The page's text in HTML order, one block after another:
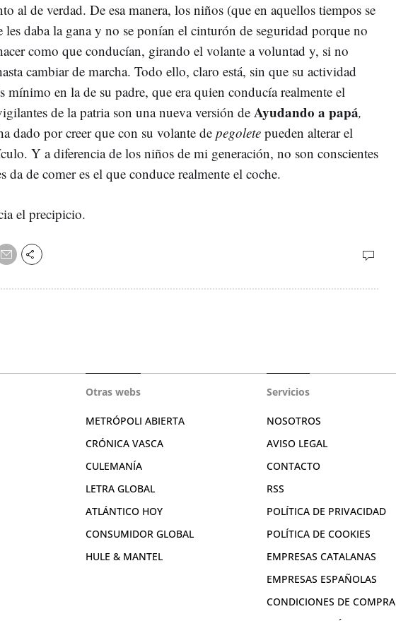
al de verdad. De esa manera, los niños (que en aquellos tiempos se
les daba la gana y no se ponían el cinturón de seguridad porque no
como que conducían, girando el volante a voluntad y, si no
cambiar de marcha. Todo ello, claro está, sin que su actividad
mínimo en la de su padre, que era quien conducía realmente el
de la patria son una nueva versión de Ayudando a papá,
dado por creer que con su volante de pegolete pueden alterar el
Y a diferencia de los niños de mi generación, no son conscientes
da de comer es el que conduce realmente el coche.
el precipicio.
Otras webs
METRÓPOLI ABIERTA
CRÓNICA VASCA
CULEMANÍA
LETRA GLOBAL
ATLÁNTICO HOY
CONSUMIDOR GLOBAL
HULE & MANTEL
Servicios
NOSOTROS
AVISO LEGAL
CONTACTO
RSS
POLÍTICA DE PRIVACIDAD
POLÍTICA DE COOKIES
EMPRESAS CATALANAS
EMPRESAS ESPAÑOLAS
CONDICIONES DE COMPRA